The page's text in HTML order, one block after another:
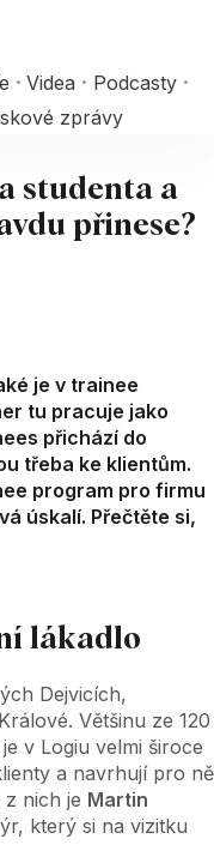
Videa
Podcasty
zprávy
studenta a
přinese?
je v trainee
tu pracuje jako
přichází do
třeba ke klientům.
program pro firmu
úskalí. Přečtěte si,
lákadlo
Dejvicích,
Většinu ze 120
v Logiu velmi široce
a navrhují pro ně
nich je Martin
který si na vizitku